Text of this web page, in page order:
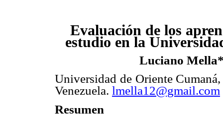
Evaluación de los
estudio en la
Luciano
Universidad de Oriente
Venezuela. lmella12@gmail.com
Resumen